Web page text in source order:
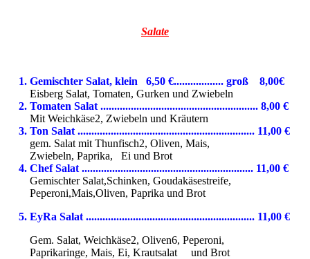
Salate
1. Gemischter Salat, klein 6,50 €.................. groß 8,00€
Eisberg Salat, Tomaten, Gurken und Zwiebeln
2. Tomaten Salat ......................................................... 8,00 €
Mit Weichkäse2, Zwiebeln und Kräutern
3. Ton Salat ................................................................ 11,00 €
gem. Salat mit Thunfisch2, Oliven, Mais,
Zwiebeln, Paprika, Ei und Brot
4. Chef Salat .............................................................. 11,00 €
Gemischter Salat,Schinken, Goudakäsestreife,
Peperoni,Mais,Oliven, Paprika und Brot
5. EyRa Salat ............................................................. 11,00 €
Gem. Salat, Weichkäse2, Oliven6, Peperoni,
Paprikaringe, Mais, Ei, Krautsalat und Brot